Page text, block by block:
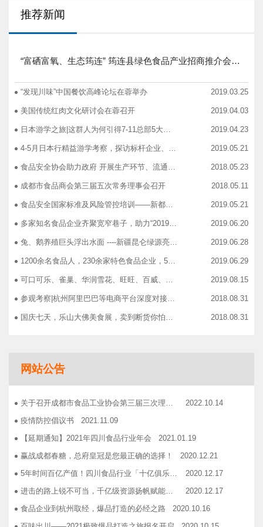
推荐新闻
“富硒富氧、生态筠连” 筠连县绿色食品产业招商推介会圆满举行
“发现川味”中国餐饮高峰论坛在蓉举办 2019.03.25
美国传统红肉文化研讨会在蓉召开 2019.04.03
日本游学之旅|这群人为何引得7-11总部5大高管集团出动 2019.04.23
4-5月日本行精益游学考察，探访标杆企业、解析成功密码 2019.05.21
食品安全协会助力政府 开展生产环节、流通环节、餐饮环节培训会 2018.05.23
成都市食品商会第三届五次常务理事会召开 2018.05.11
食品安全国家标准及风险管控培训——新都站、广汉站、简阳站 2019.05.21
多家知名食品企业齐聚宽窄巷子，助力“2019食品安全宣传周” 2019.06.20
兔、鹅养殖巨头浮出水面 ----新疆昆仑绿源亮相成都餐饮供应链展 引领绿色食材新高度 2019.06.28
1200余名食品人，230余家特色食品企业，50余家新零售平台齐聚成都“搞事情”！ 2019.06.29
可口可乐、雀巢、华润雪花、旺旺、百威、青岛啤酒，销售过亿的经销商等齐聚上海，只为2019中国快消品大会！ 2019.08.15
参观考察|杭州阿里巴巴等电商平台深度对接，仅剩3个名额！ 2018.08.31
国庆七天，乐山大佛美食展，卖到断货你怕了吗？ 2018.08.31
志宏印务灾后复产暨十五周年感恩答谢会
网站公告
关于召开成都市食品工业协会第三届三次理事会的通知
2022.10.14
疫情防控倡议书
2021.11.09
【延期通知】2021年四川食品行业年会
2021.01.19
赢战成都春糖，总府皇冠是您最正确的选择！
2020.12.21
5年时间百亿产值！四川食品行业「十亿俱乐部」合伙人招募！
2020.12.17
进击的路上锐不可当，千亿级资源扬帆赋能！电商启航班招募啦！
2020.12.17
食品企业到杭州取经，爆品打造的必经之路
2020.10.16